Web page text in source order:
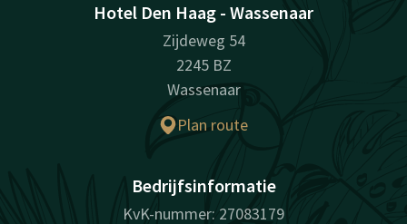
Hotel Den Haag - Wassenaar
Zijdeweg 54
2245 BZ
Wassenaar
Plan route
Bedrijfsinformatie
KvK-nummer: 27083179